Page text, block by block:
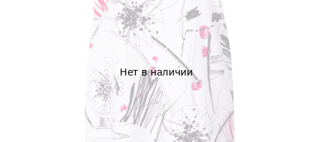
Нет в наличии